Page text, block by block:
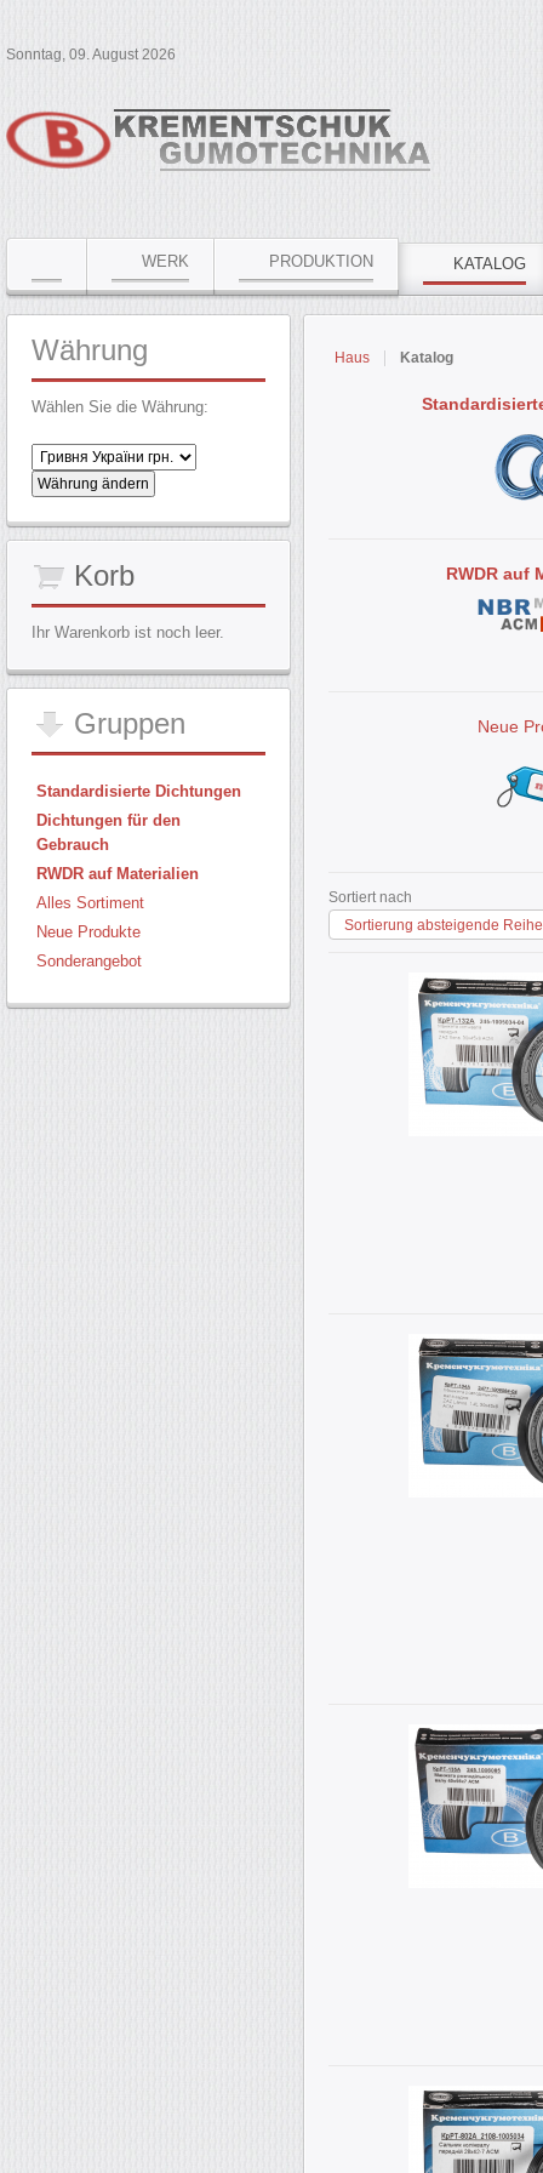
Sonntag, 09. August 2026
WERK PRODUKTION KATALOG
Haus Katalog
RWDR auf
Neue
Sortiert nach
Sortierung absteigende
Währung
Wählen Sie die Währung:
Korb
Ihr Warenkorb ist noch leer.
Gruppen
Standardisierte Dichtungen
Dichtungen für den
Gebrauch
RWDR auf Materialien
Alles Sortiment
Neue Produkte
Sonderangebot